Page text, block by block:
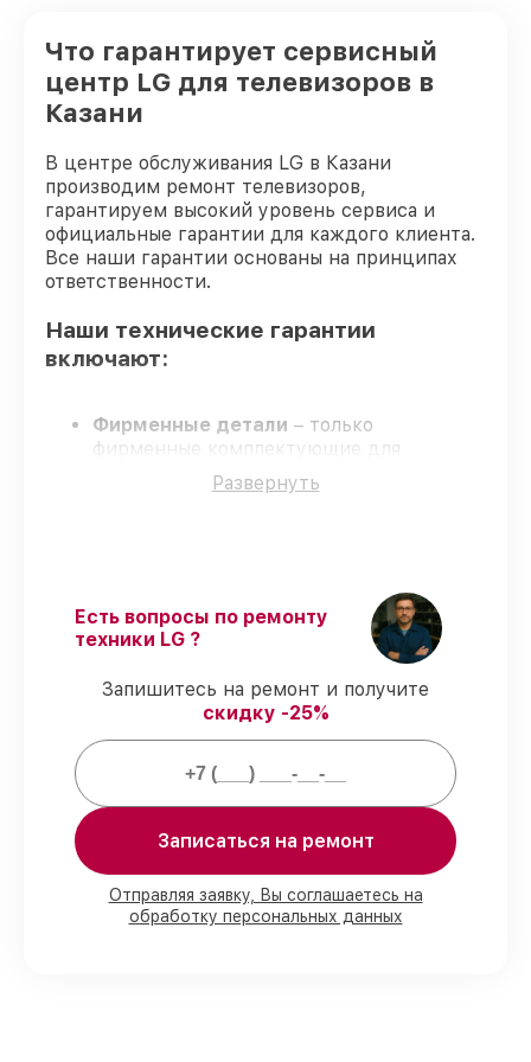
Замена трансформаторов подсветки
телевизора LG
от 1800₽
Что гарантирует сервисный
центр LG для телевизоров в
Казани
В центре обслуживания LG в Казани
производим ремонт телевизоров,
гарантируем высокий уровень сервиса и
официальные гарантии для каждого клиента.
Все наши гарантии основаны на принципах
ответственности.
Наши технические гарантии
включают:
Фирменные детали – только
фирменные комплектующие для
восстановления телевизоров.
Опытные мастера– обучение и
работы выполняются в оговоренные
сроки.
Официальная гарантия
соблюдением гарантийных обязательств.
Гарантии на восстановление
телевизоров:
работ выполняем в присутствии
заказчика
90%запчастей имеются в наличии,
остальные заказываются оперативно
Развернуть
Есть вопросы по ремонту
техники LG ?
Запишитесь на ремонт и получите
скидку -25%
Записаться на ремонт
Отправляя заявку, Вы соглашаетесь на
обработку персональных данных